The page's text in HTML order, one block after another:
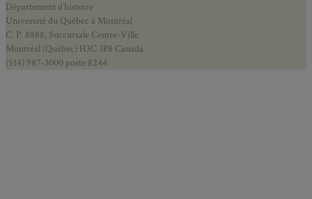
Département d’histoire
Université du Québec à Montréal
C. P. 8888, Succursale Centre-Ville
Montréal (Québec) H3C 3P8 Canada
(514) 987-3000 poste 8244